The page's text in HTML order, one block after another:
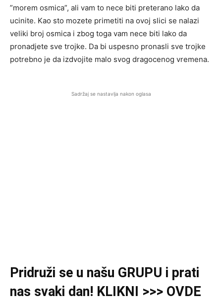
”morem osmica”, ali vam to nece biti preterano lako da
ucinite. Kao sto mozete primetiti na ovoj slici se nalazi
veliki broj osmica i zbog toga vam nece biti lako da
pronadjete sve trojke. Da bi uspesno pronasli sve trojke
potrebno je da izdvojite malo svog dragocenog vremena.
Sadržaj se nastavlja nakon oglasa
Pridruži se u našu GRUPU i prati
nas svaki dan! KLIKNI >>> OVDE